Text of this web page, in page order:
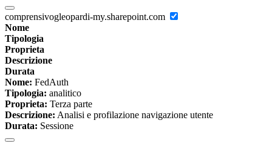
comprensivogleopardi-my.sharepoint.com
Nome
Tipologia
Proprieta
Descrizione
Durata
Nome: FedAuth
Tipologia: analitico
Proprieta: Terza parte
Descrizione: Analisi e profilazione navigazione utente
Durata: Sessione